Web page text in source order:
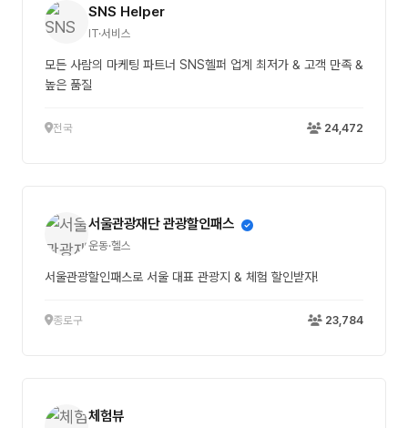
SNS Helper
IT·서비스
모든 사람의 마케팅 파트너 SNS헬퍼 업계 최저가 & 고객 만족 &
높은 품질
전국 24,472
서울관광재단 관광할인패스
운동·헬스
서울관광할인패스로 서울 대표 관광지 & 체험 할인받자!
종로구 23,784
체험뷰